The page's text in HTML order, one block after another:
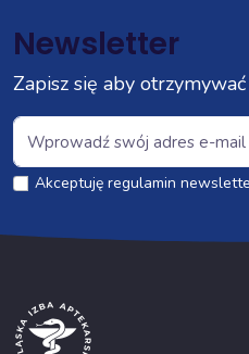
Newsletter
Zapisz się aby
Akceptuję regulamin